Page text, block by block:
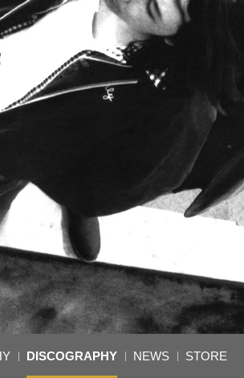
DISCOGRAPHY NEWS STORE